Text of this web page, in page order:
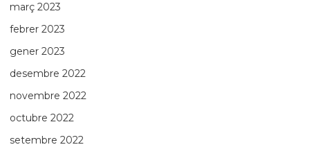
març 2023
febrer 2023
gener 2023
desembre 2022
novembre 2022
octubre 2022
setembre 2022